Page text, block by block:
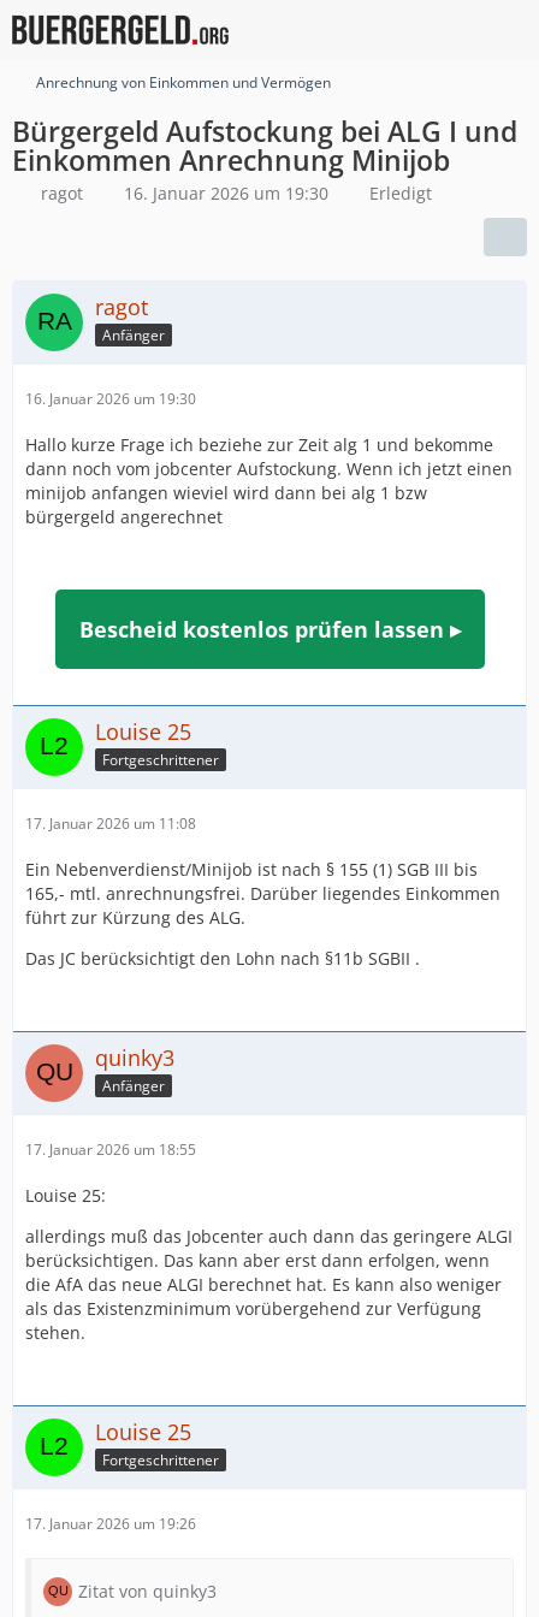
Anrechnung von Einkommen und Vermögen
Bürgergeld Aufstockung bei ALG I und
Einkommen Anrechnung Minijob
ragot 16. Januar 2026 um 19:30 Erledigt
ragot
Anfänger
16. Januar 2026 um 19:30
Hallo kurze Frage ich beziehe zur Zeit alg 1 und bekomme
dann noch vom jobcenter Aufstockung. Wenn ich jetzt einen
minijob anfangen wieviel wird dann bei alg 1 bzw
bürgergeld angerechnet
Bescheid kostenlos prüfen lassen ▸
Louise 25
Fortgeschrittener
17. Januar 2026 um 11:08
Ein Nebenverdienst/Minijob ist nach § 155 (1) SGB III bis
165,- mtl. anrechnungsfrei. Darüber liegendes Einkommen
führt zur Kürzung des ALG.
Das JC berücksichtigt den Lohn nach §11b SGBII .
quinky3
Anfänger
17. Januar 2026 um 18:55
Louise 25:
allerdings muß das Jobcenter auch dann das geringere ALGI
berücksichtigen. Das kann aber erst dann erfolgen, wenn
die AfA das neue ALGI berechnet hat. Es kann also weniger
als das Existenzminimum vorübergehend zur Verfügung
stehen.
Louise 25
Fortgeschrittener
17. Januar 2026 um 19:26
Zitat von quinky3